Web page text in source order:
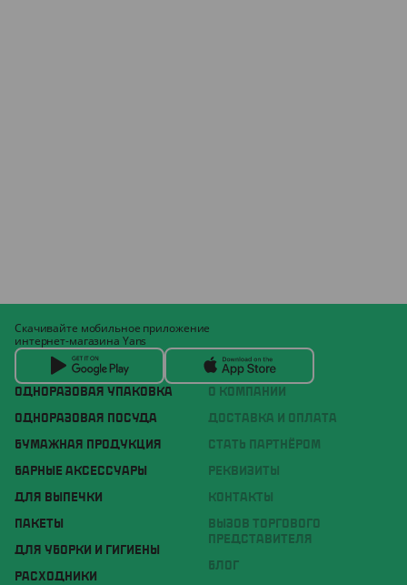
ОДНОРАЗОВАЯ УПАКОВКА
ОДНОРАЗОВАЯ ПОСУДА
БУМАЖНАЯ ПРОДУКЦИЯ
БАРНЫЕ АКСЕССУАРЫ
ДЛЯ ВЫПЕЧКИ
ПАКЕТЫ
ДЛЯ УБОРКИ И ГИГИЕНЫ
РАСХОДНИКИ
О КОМПАНИИ
ДОСТАВКА И ОПЛАТА
СТАТЬ ПАРТНЁРОМ
РЕКВИЗИТЫ
КОНТАКТЫ
ВЫЗОВ ТОРГОВОГО
ПРЕДСТАВИТЕЛЯ
БЛОГ
Скачивайте мобильное приложение
интернет-магазина Yans